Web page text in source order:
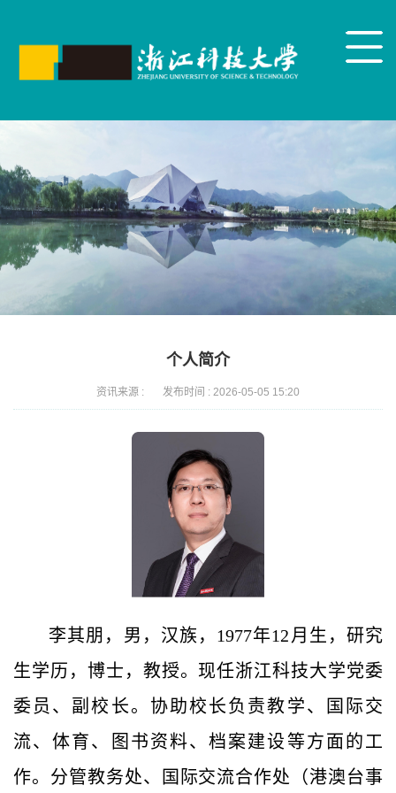
个人简介
资讯来源 : 发布时间 : 2026-05-05 15:20
李其朋，男，汉族，1977年12月生， 研究
生学历，博士，教授。 现任浙江科技大学党委
委员、副校长。 协助校长负责教学、国际交
流、体育、图书资料、档案建设等方面的工
作。分管教务处、国际交流合作处（港澳台事